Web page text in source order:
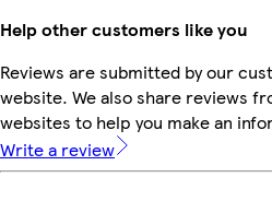
Help other customers like you
Reviews are submitted by our
website. We also share reviews
websites to help you make an
Write a review